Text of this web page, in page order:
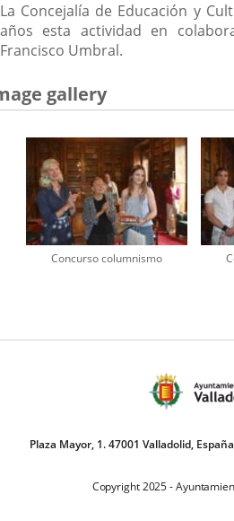
La Concejalía de Educación y
años esta actividad en
Francisco Umbral.
gallery
Concurso columnismo
Plaza Mayor, 1. 47001 Valladolid,
Copyright 2025 -